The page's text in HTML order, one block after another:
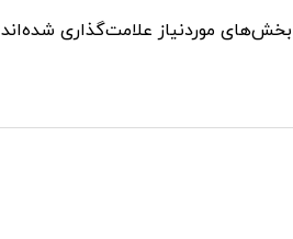
بخش‌های موردنیاز علامت‌گذاری شده‌اند